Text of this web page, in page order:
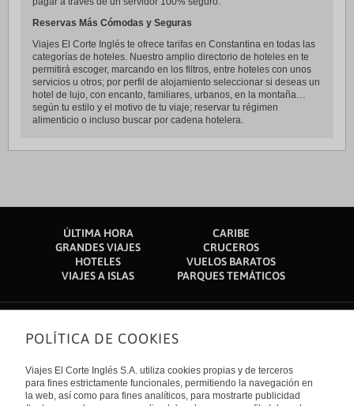
Reservas Más Cómodas y Seguras
Viajes El Corte Inglés te ofrece tarifas en Constantina en todas las
categorías de hoteles. Nuestro amplio directorio de hoteles en te
permitirá escoger, marcando en los filtros, entre hoteles con unos
servicios u otros; por perfil de alojamiento seleccionar si deseas un
hotel de lujo, con encanto, familiares, urbanos, en la montaña…
según tu estilo y el motivo de tu viaje; reservar tu régimen
alimenticio o incluso buscar por cadena hotelera.
ÚLTIMA HORA
CARIBE
GRANDES VIAJES
CRUCEROS
HOTELES
VUELOS BARATOS
VIAJES A ISLAS
PARQUES TEMÁTICOS
Sobre nosotros
Quiénes somos
Financiación
Sostenibilidad
Enlaces de interés
POLÍTICA DE COOKIES
Viajes El Corte Inglés S.A. utiliza cookies propias y de terceros
para fines estrictamente funcionales, permitiendo la navegación en
la web, así como para fines analíticos, para mostrarte publicidad